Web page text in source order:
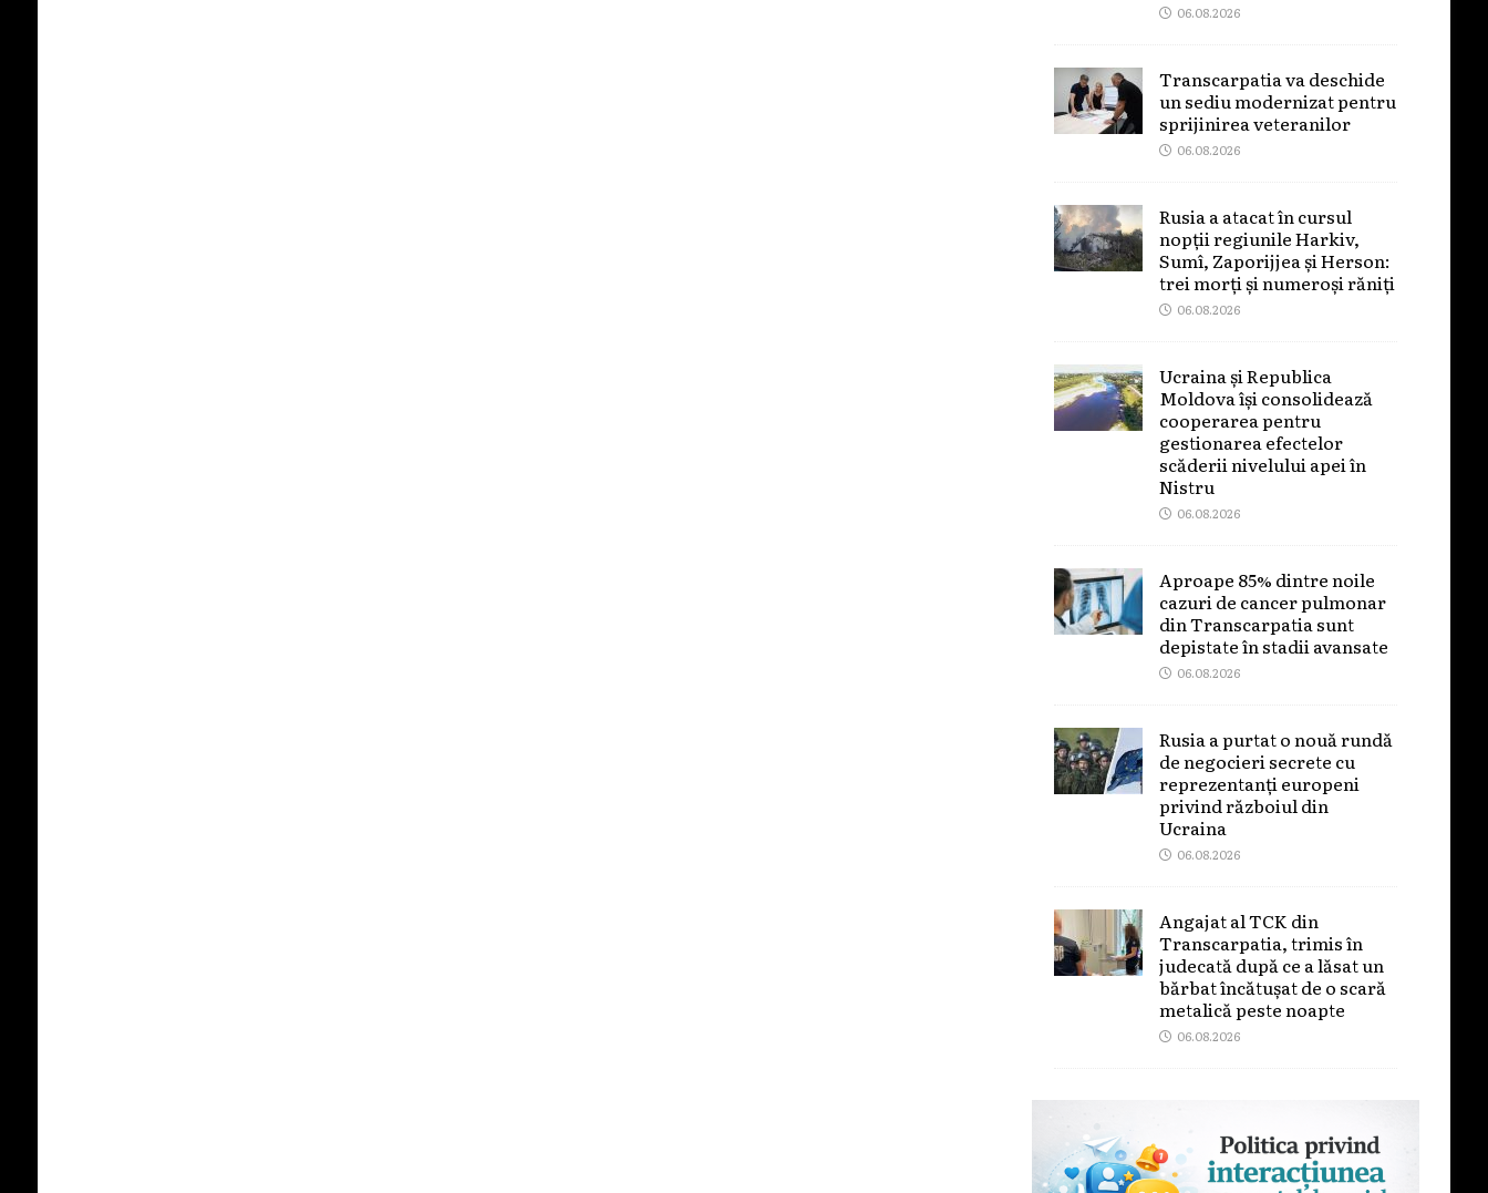
06.08.2026
Transcarpatia va deschide
un sediu modernizat pentru
sprijinirea veteranilor
06.08.2026
Rusia a atacat în cursul
nopții regiunile Harkiv,
Sumî, Zaporijjea și Herson:
trei morți și numeroși răniți
06.08.2026
Ucraina și Republica
Moldova își consolidează
cooperarea pentru
gestionarea efectelor
scăderii nivelului apei în
Nistru
06.08.2026
Aproape 85% dintre noile
cazuri de cancer pulmonar
din Transcarpatia sunt
depistate în stadii avansate
06.08.2026
Rusia a purtat o nouă rundă
de negocieri secrete cu
reprezentanți europeni
privind războiul din
Ucraina
06.08.2026
Angajat al TCK din
Transcarpatia, trimis în
judecată după ce a lăsat un
bărbat încătușat de o scară
metalică peste noapte
06.08.2026